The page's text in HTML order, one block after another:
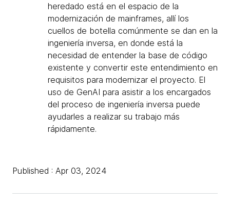
heredado está en el espacio de la
modernización de mainframes, allí los
cuellos de botella comúnmente se dan en la
ingeniería inversa, en donde está la
necesidad de entender la base de código
existente y convertir este entendimiento en
requisitos para modernizar el proyecto. El
uso de GenAI para asistir a los encargados
del proceso de ingeniería inversa puede
ayudarles a realizar su trabajo más
rápidamente.
Published : Apr 03, 2024